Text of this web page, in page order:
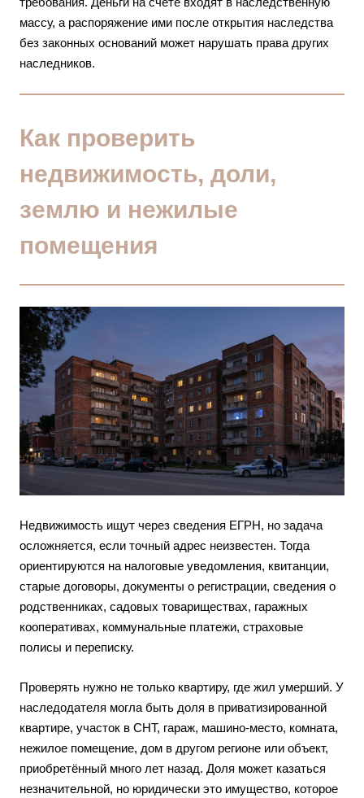
массу, а распоряжение ими после открытия наследства
без законных оснований может нарушать права других
наследников.
Как проверить
недвижимость, доли,
землю и нежилые
помещения
Недвижимость ищут через сведения ЕГРН, но задача
осложняется, если точный адрес неизвестен. Тогда
ориентируются на налоговые уведомления, квитанции,
старые договоры, документы о регистрации, сведения о
родственниках, садовых товариществах, гаражных
кооперативах, коммунальные платежи, страховые
полисы и переписку.
Проверять нужно не только квартиру, где жил умерший. У
наследодателя могла быть доля в приватизированной
квартире, участок в СНТ, гараж, машино-место, комната,
нежилое помещение, дом в другом регионе или объект,
приобретённый много лет назад. Доля может казаться
незначительной, но юридически это имущество, которое